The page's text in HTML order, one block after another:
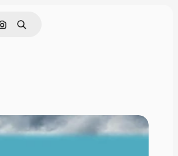
Cerca per immagine
Ricerca